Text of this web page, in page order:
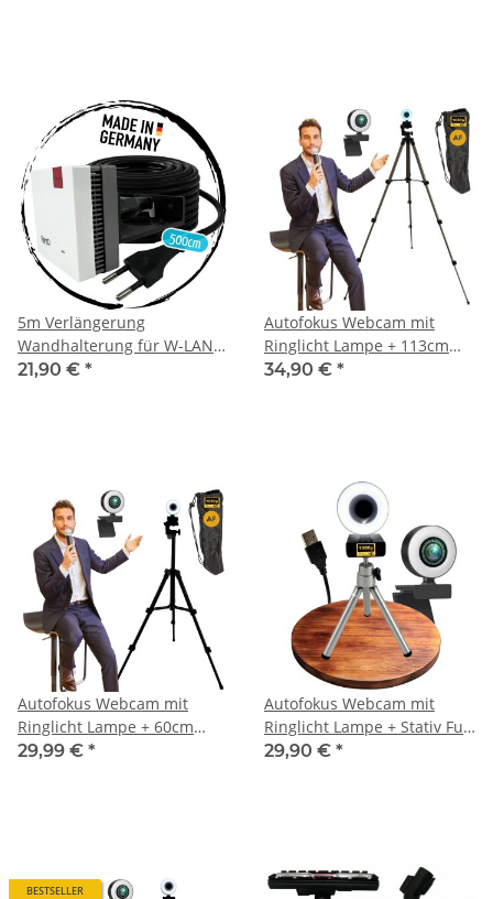
5m Verlängerung
Wandhalterung für W-LAN
Repeater für Fritz Repeater
21,90 € *
Autofokus Webcam mit
Ringlicht Lampe + 113cm
Stativ Full HD 1920x1080p I
34,90 € *
Autofokus Webcam mit
Ringlicht Lampe + 60cm
Stativ Full HD 1920x1080p I
29,99 € *
Autofokus Webcam mit
Ringlicht Lampe + Stativ Full
HD 1920x1080p I 2
29,90 € *
BESTSELLER